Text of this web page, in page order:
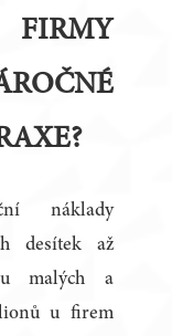
náklady
desítek až
malých a
u firem